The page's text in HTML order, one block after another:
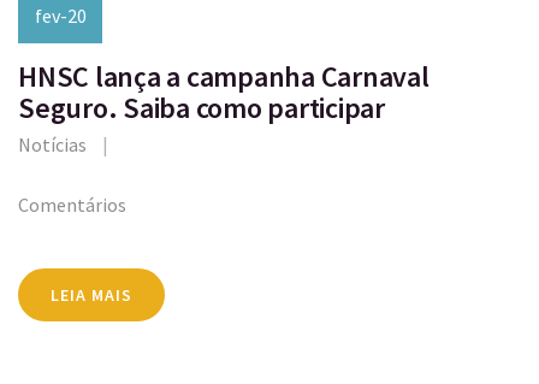
fev-20
HNSC lança a campanha Carnaval
Seguro. Saiba como participar
Notícias
Comentários
LEIA MAIS